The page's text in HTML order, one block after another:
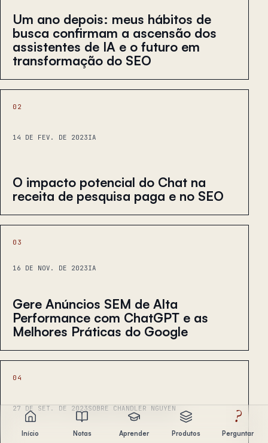
Um ano depois: meus hábitos de
busca confirmam a ascensão dos
assistentes de IA e o futuro em
transformação do SEO
02
14 DE FEV. DE 2023IA
O impacto potencial do Chat na
receita de pesquisa paga e no SEO
03
16 DE NOV. DE 2023IA
Gere Anúncios SEM de Alta
Performance com ChatGPT e as
Melhores Práticas do Google
04
27 DE SET. DE 2023SOBRE CHANDLER NGUYEN
Início Notas Aprender Produtos
?
Perguntar